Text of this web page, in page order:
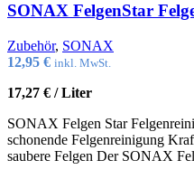
SONAX FelgenStar
Zubehör, SONAX
12,95 € inkl. MwSt.
17,27 € /Liter
SONAX Felgen Star
schonende Felgenreinigung
saubere Felgen Der SONAX